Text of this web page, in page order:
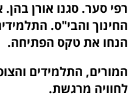
רפי סער. סגנו אורן
החינוך והבי"ס.
הנחו את טקס הפתיחה.
המורים, התלמידים
לחוויה מרגשת.